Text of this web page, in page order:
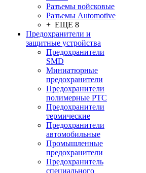
Разъемы войсковые
Разъeмы Automotive
+ ЕЩЕ 8
Предохранители и
защитные устройства
Предохранители
SMD
Миниатюрные
предохранители
Предохранители
полимерные PTC
Предохранители
термические
Предохранители
автомобильные
Промышленные
предохранители
Предохранитель
специального